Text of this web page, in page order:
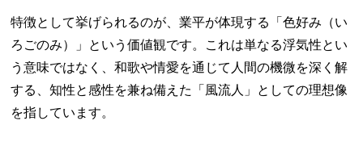
特徴として挙げられるのが、業平が体現する「色好み（い
ろごのみ）」という価値観です。これは単なる浮気性とい
う意味ではなく、和歌や情愛を通じて人間の機微を深く解
する、知性と感性を兼ね備えた「風流人」としての理想像
を指しています。